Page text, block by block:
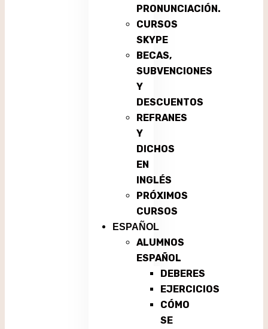
PRONUNCIACIÓN.
CURSOS
SKYPE
BECAS,
SUBVENCIONES
Y
DESCUENTOS
REFRANES
Y
DICHOS
EN
INGLÉS
PRÓXIMOS
CURSOS
ESPAÑOL
ALUMNOS
ESPAÑOL
DEBERES
EJERCICIOS
CÓMO
SE